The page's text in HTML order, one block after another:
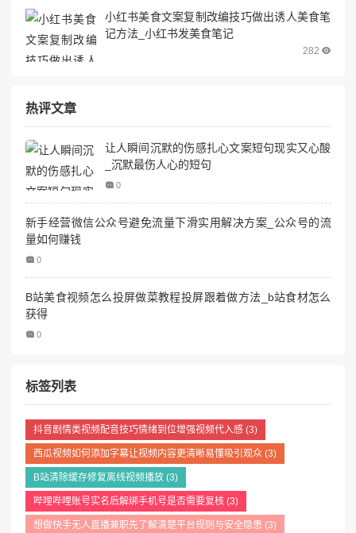
小红书美食文案复制改编技巧做出诱人美食笔
记方法_小红书发美食笔记
282
热评文章
让人瞬间沉默的伤感扎心文案短句现实又心酸
_沉默最伤人心的短句
0
新手经营微信公众号避免流量下滑实用解决方案_公众号的流
量如何赚钱
0
B站美食视频怎么投屏做菜教程投屏跟着做方法_b站食材怎么
获得
0
标签列表
抖音剧情类视频配音技巧情绪到位增强视频代入感(3)
西瓜视频如何添加字幕让视频内容更清晰易懂吸引观众(3)
B站清除缓存修复离线视频播放(3)
哔哩哔哩账号实名后解绑手机号是否需要复核(3)
想做快手无人直播兼职先了解清楚平台规则与安全隐患 (3)